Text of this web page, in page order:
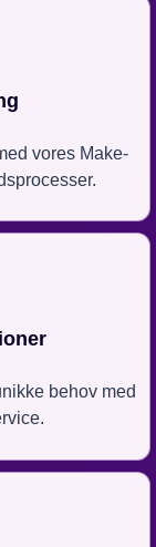
vores Make-
behov med